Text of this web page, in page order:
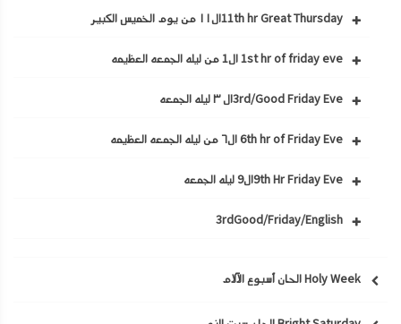
11th hr Great Thursdayال١١ من يوم الخميس الكبير
1st hr of friday eve ال1 من ليله الجمعه العظيمه
3rd/Good Friday Eveال ٣ ليله الجمعه
6th hr of Friday Eve ال٦ من ليله الجمعه العظيمه
9th Hr Friday Eveال9 ليله الجمعه
3rdGood/Friday/English
Holy Week الحان أسبوع الآلام